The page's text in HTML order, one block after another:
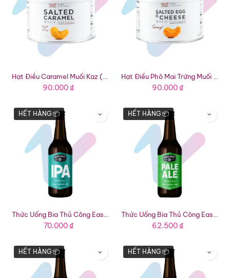
90.000₫ 90.000₫
HẾT HÀNG 📦
70.000₫
HẾT HÀNG 📦
62.500₫
HẾT HÀNG 📦 HẾT HÀNG 📦